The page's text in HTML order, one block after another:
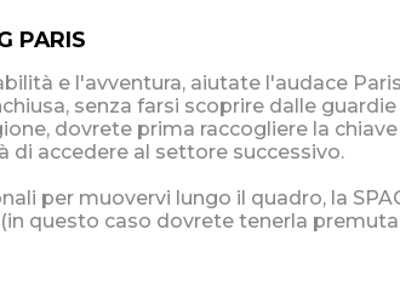
PARIS
e l'avventura, aiutate l'audace
senza farsi scoprire dalle guardie
dovrete prima raccogliere la
di accedere al settore successivo.
per muovervi lungo il quadro, la
questo caso dovrete tenerla